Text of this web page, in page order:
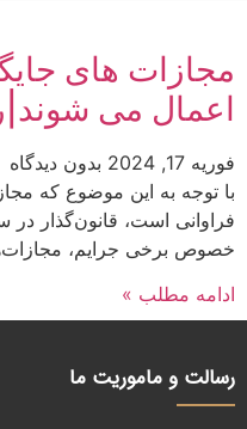
مجازات های
اعمال می
فوریه 17, 2024
بدون دیدگاه
با توجه به این موضوع که
خصوص برخی جرایم،
ادامه مطلب »
رسالت و ماموریت ما